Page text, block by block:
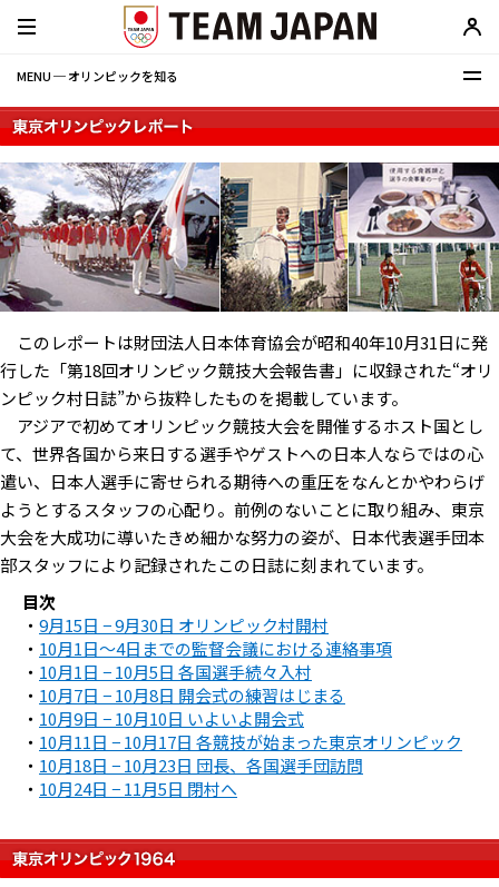
MENU ─ オリンピックを知る
このレポートは財団法人日本体育協会が昭和40年10月31日に発
行した「第18回オリンピック競技大会報告書」に収録された“オリ
ンピック村日誌”から抜粋したものを掲載しています。
アジアで初めてオリンピック競技大会を開催するホスト国とし
て、世界各国から来日する選手やゲストへの日本人ならではの心
遣い、日本人選手に寄せられる期待への重圧をなんとかやわらげ
ようとするスタッフの心配り。前例のないことに取り組み、東京
大会を大成功に導いたきめ細かな努力の姿が、日本代表選手団本
部スタッフにより記録されたこの日誌に刻まれています。
目次
・ 9月15日 − 9月30日 オリンピック村開村
・ 10月1日〜4日までの監督会議における連絡事項
・ 10月1日 − 10月5日 各国選手続々入村
・ 10月7日 − 10月8日 開会式の練習はじまる
・ 10月9日 − 10月10日 いよいよ開会式
・ 10月11日 − 10月17日 各競技が始まった東京オリンピック
・ 10月18日 − 10月23日 団長、各国選手団訪問
・ 10月24日 − 11月5日 閉村へ